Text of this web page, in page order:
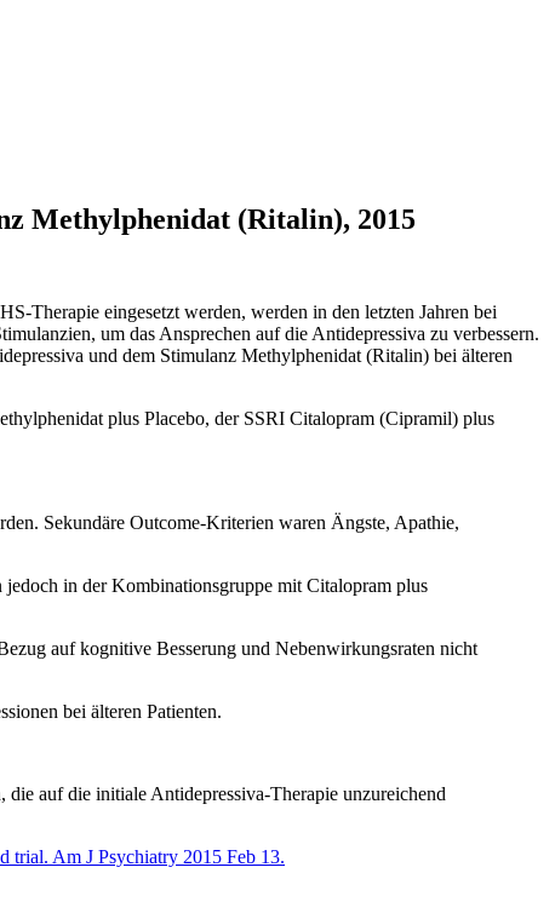
Methylphenidat (Ritalin), 2015
Therapie eingesetzt werden, werden in den letzten Jahren bei
um das Ansprechen auf die Antidepressiva zu verbessern.
und dem Stimulanz Methylphenidat (Ritalin) bei älteren
plus Placebo, der SSRI Citalopram (Cipramil) plus
Sekundäre Outcome-Kriterien waren Ängste, Apathie,
in der Kombinationsgruppe mit Citalopram plus
auf kognitive Besserung und Nebenwirkungsraten nicht
bei älteren Patienten.
auf die initiale Antidepressiva-Therapie unzureichend
trial. Am J Psychiatry 2015 Feb 13.